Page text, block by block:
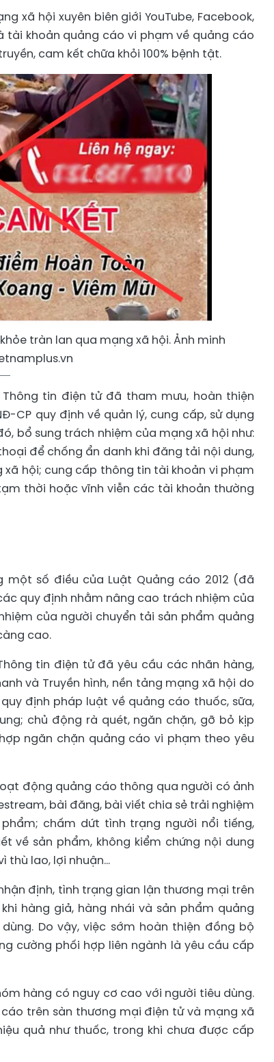
xã hội xuyên biên giới YouTube, Facebook,
tài khoản quảng cáo vi phạm về quảng cáo
cam kết chữa khỏi 100% bệnh tật.
tràn lan qua mạng xã hội. Ảnh minh
tin điện tử đã tham mưu, hoàn thiện
CP quy định về quản lý, cung cấp, sử dụng
bổ sung trách nhiệm của mạng xã hội như:
để chống ẩn danh khi đăng tải nội dung,
hội; cung cấp thông tin tài khoản vi phạm
thời hoặc vĩnh viễn các tài khoản thường
số điều của Luật Quảng cáo 2012 (đã
quy định nhằm nâng cao trách nhiệm của
của người chuyển tải sản phẩm quảng
cao.
tin điện tử đã yêu cầu các nhãn hàng,
và Truyền hình, nền tảng mạng xã hội do
định pháp luật về quảng cáo thuốc, sữa,
chủ động rà quét, ngăn chặn, gỡ bỏ kịp
ngăn chặn quảng cáo vi phạm theo yêu
động quảng cáo thông qua người có ảnh
bài đăng, bài viết chia sẻ trải nghiệm
chấm dứt tình trạng người nổi tiếng,
về sản phẩm, không kiểm chứng nội dung
lao, lợi nhuận...
định, tình trạng gian lận thương mại trên
hàng giả, hàng nhái và sản phẩm quảng
Do vậy, việc sớm hoàn thiện đồng bộ
cường phối hợp liên ngành là yêu cầu cấp
hàng có nguy cơ cao với người tiêu dùng.
trên sàn thương mại điện tử và mạng xã
quả như thuốc, trong khi chưa được cấp